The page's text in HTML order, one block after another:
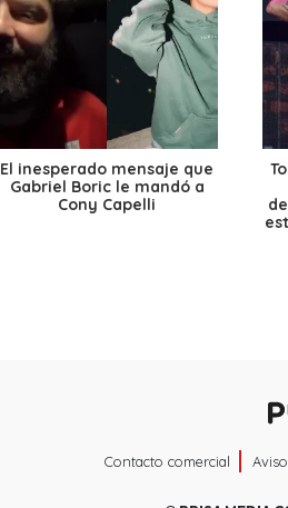
El inesperado mensaje que
Gabriel Boric le mandó a
Cony Capelli
Contacto comercial